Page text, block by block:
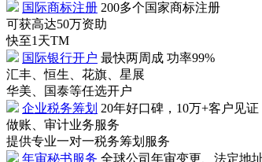
国际商标注册 200多个国家商标注册
可获高达50万资助
快至1天TM
国际银行开户 最快两周成 功率99%
汇丰、恒生、花旗、星展
华美、国泰等任选开户
企业税务筹划 20年好口碑，10万+客户见证
做账、审计业务服务
提供专业一对一税务筹划服务
年审秘书服务 全球公司年审变更、法定地